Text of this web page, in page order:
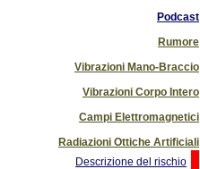
Podcast
Rumore
Vibrazioni Mano-Braccio
Vibrazioni Corpo Intero
Campi Elettromagnetici
Radiazioni Ottiche Artificiali
Descrizione del rischio